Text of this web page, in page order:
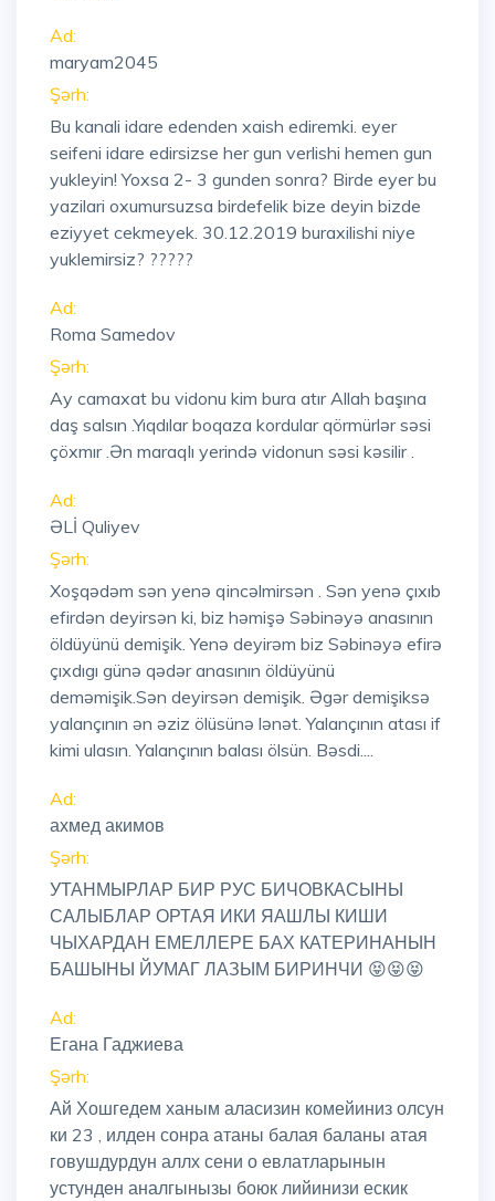
Ad:
maryam2045
Şərh:
Bu kanali idare edenden xaish ediremki. eyer
seifeni idare edirsizse her gun verlishi hemen gun
yukleyin! Yoxsa 2- 3 gunden sonra? Birde eyer bu
yazilari oxumursuzsa birdefelik bize deyin bizde
eziyyet cekmeyek. 30.12.2019 buraxilishi niye
yuklemirsiz? ?????
Ad:
Roma Samedov
Şərh:
Ay camaxat bu vidonu kim bura atır Allah başına
daş salsın .Yıqdılar boqaza kordular qörmürlər səsi
çöxmır .Ən maraqlı yerində vidonun səsi kəsilir .
Ad:
ƏLİ Quliyev
Şərh:
Xoşqədəm sən yenə qincəlmirsən . Sən yenə çıxıb
efirdən deyirsən ki, biz həmişə Səbinəyə anasının
öldüyünü demişik. Yenə deyirəm biz Səbinəyə efirə
çıxdıgı günə qədər anasının öldüyünü
deməmişik.Sən deyirsən demişik. Əgər demişiksə
yalançının ən əziz ölüsünə lənət. Yalançının atası if
kimi ulasın. Yalançının balası ölsün. Bəsdi....
Ad:
ахмед акимов
Şərh:
УТАНМЫРЛАР БИР РУС БИЧОВКАСЫНЫ
САЛЫБЛАР ОРТАЯ ИКИ ЯАШЛЫ КИШИ
ЧЫХАРДАН ЕМЕЛЛЕРЕ БАХ КАТЕРИНАНЫН
БАШЫНЫ ЙУМАГ ЛАЗЫМ БИРИНЧИ 😝😝😝
Ad:
Егана Гаджиева
Şərh:
Ай Хошгедем ханым аласизин комейиниз олсун
ки 23 , илден сонра атаны балая баланы атая
говушдурдун аллх сени о евлатларынын
устунден аналгынызы боюк лийинизи ескик